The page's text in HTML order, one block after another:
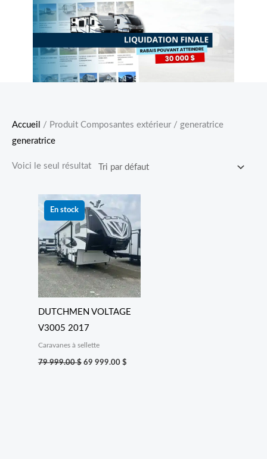
Accueil
/ Produit Composantes extérieur / generatrice
generatrice
Voici le seul résultat
En stock
DUTCHMEN VOLTAGE
V3005 2017
Caravanes à sellette
79 999.00$
Le
prix
initial
était :
79 999.00 $.
69 999.00 $
actuel
est :
69 999.00 $.